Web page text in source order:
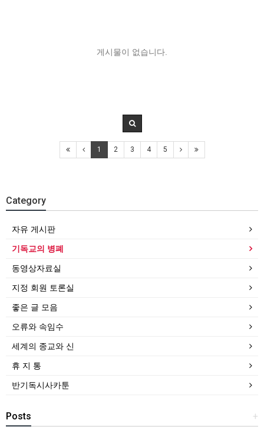
게시물이 없습니다.
1 2 3 4 5
Category
자유 게시판
기독교의 병폐
동영상자료실
지정 회원 토론실
좋은 글 모음
오류와 속임수
세계의 종교와 신
휴 지 통
반기독시사카툰
+
Posts